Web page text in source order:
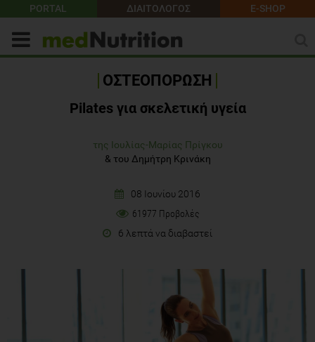
PORTAL ΔΙΑΙΤΟΛΟΓΟΣ E-SHOP
ΟΣΤΕΟΠΟΡΩΣΗ
Pilates για σκελετική υγεία
της Ιουλίας-Μαρίας Πρίγκου
& του Δημήτρη Κρινάκη
08 Ιουνίου 2016
61977 Προβολές
6 λεπτά να διαβαστεί